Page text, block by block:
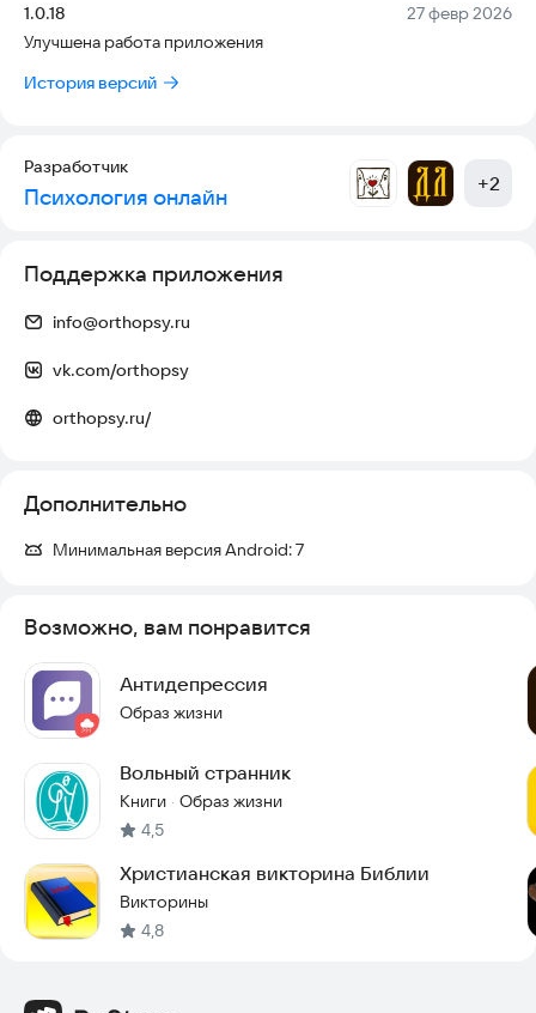
Версия:
1.0.18 Дата:
27 февр 2026
Улучшена работа приложения
История версий
Разработчик
Психология онлайн +2
Поддержка приложения
info@orthopsy.ru
vk.com/orthopsy
orthopsy.ru/
Дополнительно
Минимальная версия Android:7
Возможно, вам понравится
Антидепрессия
Образ жизни
Вольный странник
Книги · Образ жизни
4,5
Христианская викторина Библии
Викторины
4,8